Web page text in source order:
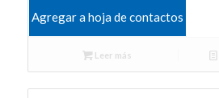
Agregar a hoja de contactos
Leer más